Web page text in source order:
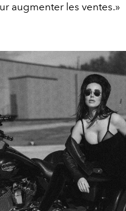
augmenter les ventes.»